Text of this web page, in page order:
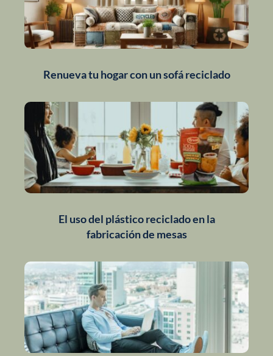
Renueva tu hogar con un sofá reciclado
El uso del plástico reciclado en la
fabricación de mesas